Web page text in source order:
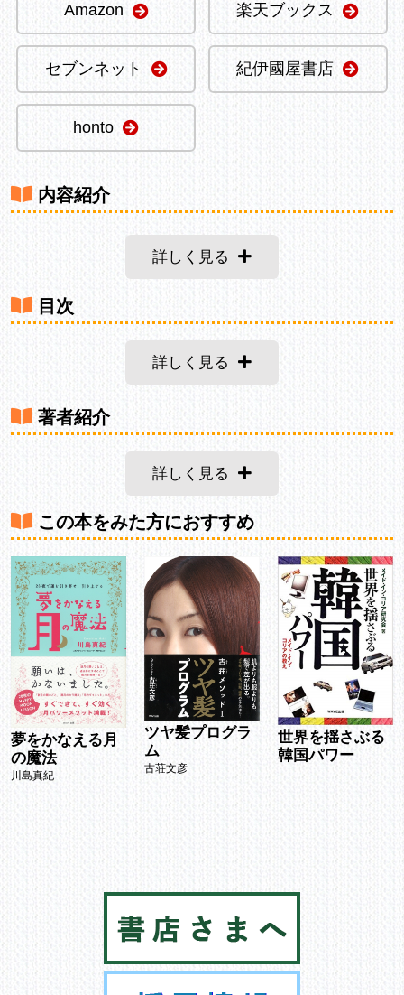
Amazon 楽天ブックス
セブンネット 紀伊國屋書店
honto
内容紹介
詳しく見る
目次
詳しく見る
著者紹介
詳しく見る
この本をみた方におすすめ
夢をかなえる月
の魔法
川島真紀
ツヤ髪プログラ
ム
古荘文彦
世界を揺さぶる
韓国パワー